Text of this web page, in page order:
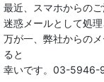
★★スペシャルセ
☆レトロ雑貨☆
ブライスドール｜ブ
最近、スマホからの
迷惑メールとして処
万が一、弊社からの
ると
幸いです。03-5946-